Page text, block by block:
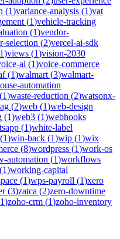
(1)variance-analysis (1)vat
(1)vehicle-tracking
(1)vendor-
selection (2)vercel-ai-sdk
1)views (1)vision-2030
ai (1)voice-commerce
(1)walmart (3)walmart-
automation
(1)waste-reduction (2)watsonx-
(2)web (1)web-design
(1)web3 (1)webhooks
(1)white-label
(1)win-back (1)wip (1)wix
(8)wordpress (1)work-os
automation (1)workflows
(1)working-capital
(1)wps-payroll (1)xero
(3)zatca (2)zero-downtime
1)zoho-crm (1)zoho-inventory